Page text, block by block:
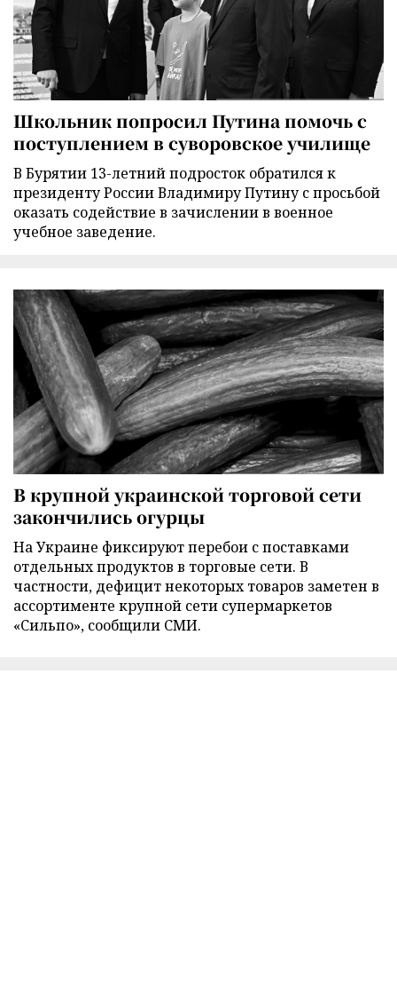
Школьник попросил Путина помочь с
поступлением в суворовское училище
В Бурятии 13-летний подросток обратился к
президенту России Владимиру Путину с просьбой
оказать содействие в зачислении в военное
учебное заведение.
В крупной украинской торговой сети
закончились огурцы
На Украине фиксируют перебои с поставками
отдельных продуктов в торговые сети. В
частности, дефицит некоторых товаров заметен в
ассортименте крупной сети супермаркетов
«Сильпо», сообщили СМИ.